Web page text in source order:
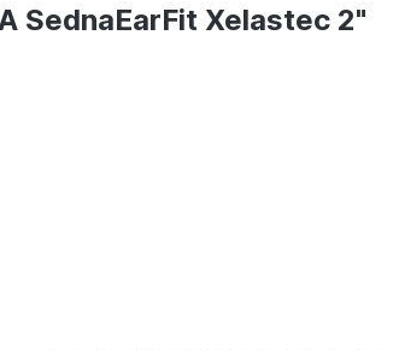
SednaEarFit Xelastec 2"